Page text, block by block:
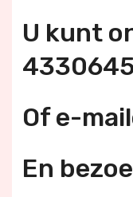
U kunt
Of e-
En